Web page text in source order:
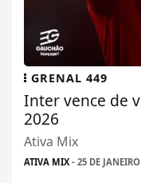
GRENAL 449
Inter vence de
2026
Ativa Mix
ATIVA MIX- 25 DE JANEIRO